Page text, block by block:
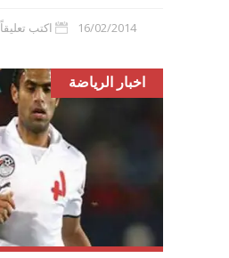
16/02/2014 اكتب تعليقاً
اخبار الرياضة